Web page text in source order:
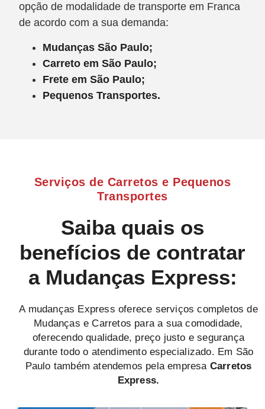
opção de modalidade de transporte em Franca
de acordo com a sua demanda:
Mudanças São Paulo;
Carreto em São Paulo;
Frete em São Paulo;
Pequenos Transportes.
Serviços de Carretos e Pequenos
Transportes
Saiba quais os
benefícios de contratar
a Mudanças Express:
A mudanças Express oferece serviços completos de
Mudanças e Carretos para a sua comodidade,
oferecendo qualidade, preço justo e segurança
durante todo o atendimento especializado. Em São
Paulo também atendemos pela empresa Carretos
Express.